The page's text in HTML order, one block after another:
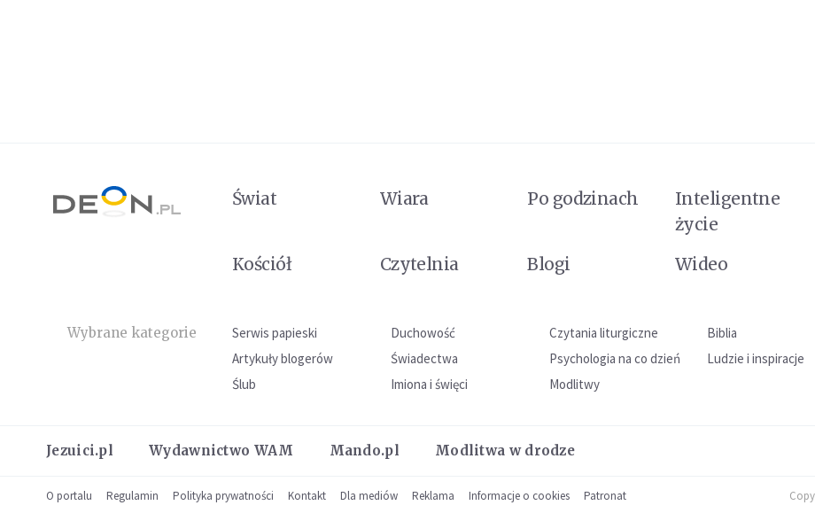
Świat Wiara Po godzinach
Inteligentne
życie
Kościół
Czytelnia Blogi Wideo
Wybrane kategorie Serwis papieski Duchowość Czytania liturgiczne
Biblia
Artykuły blogerów
Świadectwa Psychologia na co dzień
Ludzie i inspiracje
Ślub
Imiona i święci Modlitwy
Jezuici.pl Wydawnictwo WAM Mando.pl Modlitwa w drodze
O portalu Regulamin Polityka prywatności Kontakt Dla mediów Reklama Informacje o cookies Patronat